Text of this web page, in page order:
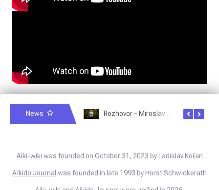
News Rozhovor – Miroslav Šmíd – 22.3.2025
Aiki-wiki was founded on October 31, 2023 by Ladislav Kořan
Aïkido Journal was founded in late 1993 by Horst Schwickerath